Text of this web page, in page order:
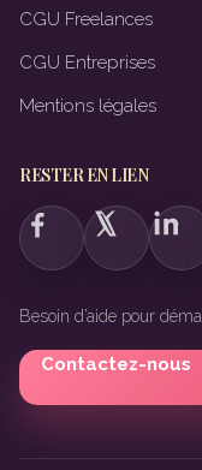
CGU Freelances
CGU Entreprises
Mentions légales
RESTER EN LIEN
Besoin d’aide pour
Contactez-nous